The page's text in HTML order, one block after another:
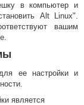
в компьютер и
Alt Linux".
вашим
ее настройки и
является